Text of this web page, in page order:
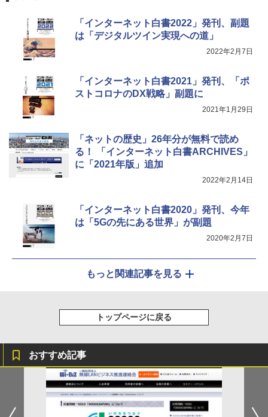
「インターネット白書2022」発刊、副題
は「デジタルツイン実現への道」
2022年2月7日
「インターネット白書2021」発刊、「ポ
ストコロナのDX戦略」副題に
2021年1月29日
「ネットの歴史」26年分が無料で読め
る！ 「インターネット白書ARCHIVES」
に「2021年版」追加
2022年2月14日
「インターネット白書2020」発刊、今年
は「5Gの先にある世界」が副題
2020年2月7日
もっと関連記事を見る
トップページに戻る
おすすめ記事